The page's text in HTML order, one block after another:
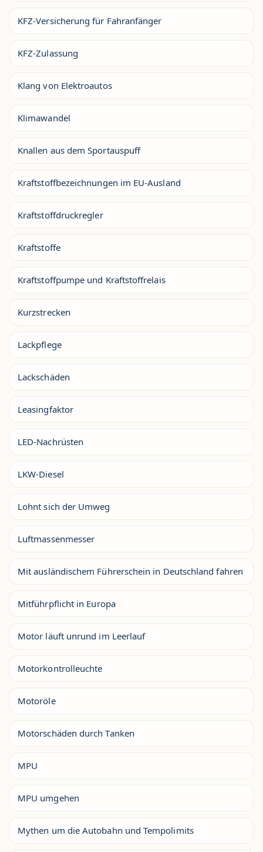
KFZ-Versicherung für Fahranfänger
KFZ-Zulassung
Klang von Elektroautos
Klimawandel
Knallen aus dem Sportauspuff
Kraftstoffbezeichnungen im EU-Ausland
Kraftstoffdruckregler
Kraftstoffe
Kraftstoffpumpe und Kraftstoffrelais
Kurzstrecken
Lackpflege
Lackschäden
Leasingfaktor
LED-Nachrüsten
LKW-Diesel
Lohnt sich der Umweg
Luftmassenmesser
Mit ausländischem Führerschein in Deutschland fahren
Mitführpflicht in Europa
Motor läuft unrund im Leerlauf
Motorkontrolleuchte
Motoröle
Motorschäden durch Tanken
MPU
MPU umgehen
Mythen um die Autobahn und Tempolimits